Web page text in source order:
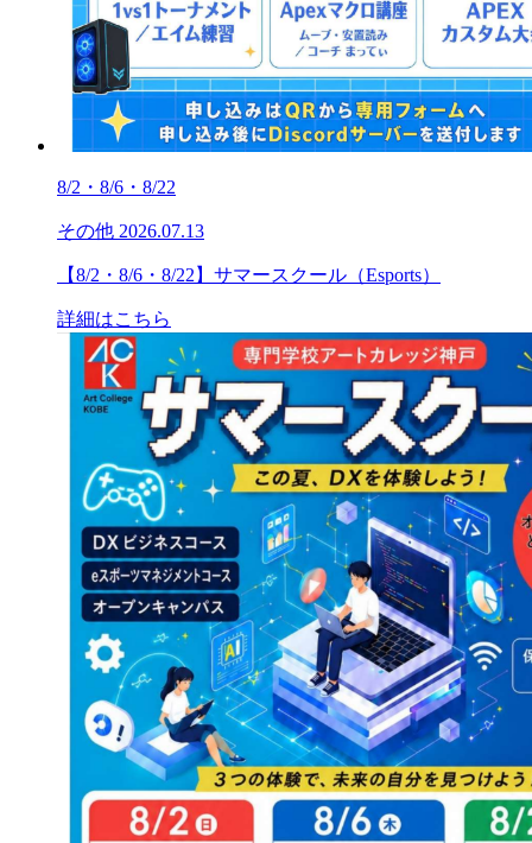
8/2・8/6・8/22
その他 2026.07.13
【8/2・8/6・8/22】サマースクール（Esports）
詳細はこちら